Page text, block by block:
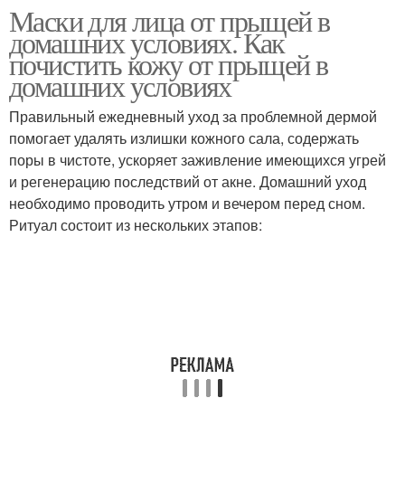
Маски из яиц Медовая маска
Маска с яйцом Маски на основе
Маска для лица Маска с содой
Противовоспалительная
Маски для лица от прыщей в
домашних условиях. Как
почистить кожу от прыщей в
домашних условиях
Правильный ежедневный уход за проблемной дермой
помогает удалять излишки кожного сала, содержать
поры в чистоте, ускоряет заживление имеющихся угрей
и регенерацию последствий от акне. Домашний уход
необходимо проводить утром и вечером перед сном.
Ритуал состоит из нескольких этапов: